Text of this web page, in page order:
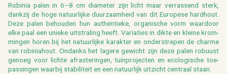
Ro­bi­nia palen in 6–8 cm dia­me­ter zijn licht maar ver­ras­send sterk,
dank­zij de hoge na­tuur­lij­ke duur­zaam­heid van dit Eu­ro­pe­se hard­hout.
Deze palen be­hou­den hun au­then­tie­ke, or­ga­ni­sche vorm waar­door
elke paal een unie­ke uit­stra­ling heeft. Va­ri­a­ties in dikte en klei­ne krom­
min­gen horen bij het na­tuur­lij­ke ka­rak­ter en on­der­stre­pen de char­me
van ro­bi­nia­hout . On­danks het la­ge­re ge­wicht zijn deze palen ro­buust
ge­noeg voor lich­te af­ras­te­rin­gen, tuin­pro­jec­ten en eco­lo­gi­sche toe­
pas­sin­gen waar­bij sta­bi­li­teit en een na­tuur­lijk uit­zicht cen­traal staan.